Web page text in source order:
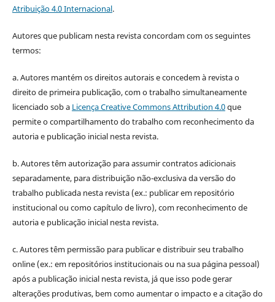
Atribuição 4.0 Internacional.
Autores que publicam nesta revista concordam com os seguintes
termos:
a. Autores mantém os direitos autorais e concedem à revista o
direito de primeira publicação, com o trabalho simultaneamente
licenciado sob a Licença Creative Commons Attribution 4.0que
permite o compartilhamento do trabalho com reconhecimento da
autoria e publicação inicial nesta revista.
b. Autores têm autorização para assumir contratos adicionais
separadamente, para distribuição não-exclusiva da versão do
trabalho publicada nesta revista (ex.: publicar em repositório
institucional ou como capítulo de livro), com reconhecimento de
autoria e publicação inicial nesta revista.
c. Autores têm permissão para publicar e distribuir seu trabalho
online (ex.: em repositórios institucionais ou na sua página pessoal)
após a publicação inicial nesta revista, já que isso pode gerar
alterações produtivas, bem como aumentar o impacto e a citação do